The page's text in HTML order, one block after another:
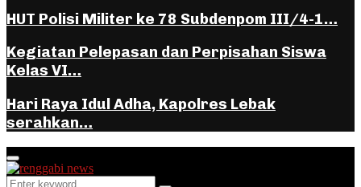
HUT Polisi Militer ke 78 Subdenpom III/4-1…
Kegiatan Pelepasan dan Perpisahan Siswa
Kelas VI…
Hari Raya Idul Adha, Kapolres Lebak
serahkan…
Facebook
Instagram
Youtube
Whatsapp
Primary
Menu
Search